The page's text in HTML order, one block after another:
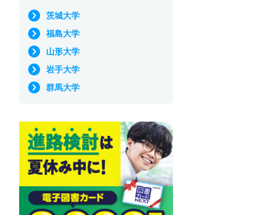
茨城大学
福島大学
山形大学
岩手大学
群馬大学